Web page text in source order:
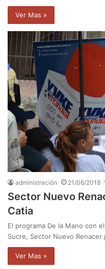
Ver Mas »
administración 21/06/2018
Sector Nuevo
Catia
El programa De la Mano con
Sucre, Sector Nuevo
Ver Mas »